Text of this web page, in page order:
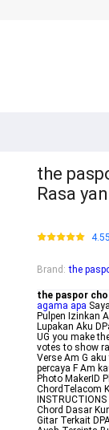
the
Rasa
Brand : the
the paspor
agama apa
Pulpen Izinkan
Lupakan Aku
UG you make
votes to show
Verse Am G
percaya F Am
Photo MakerID
ChordTelacom
Chord Dasar
Gitar Terkait